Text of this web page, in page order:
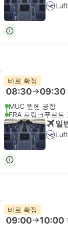
바로 확정
08:30 09:30
MUC 뮌헨 공항
FRA 프랑크푸르트
일
바로 확정
09:00 10:00